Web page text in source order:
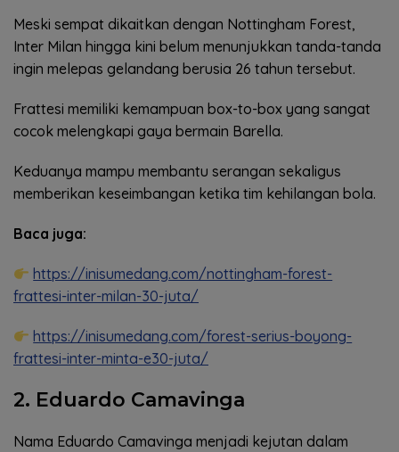
Meski sempat dikaitkan dengan Nottingham Forest,
Inter Milan hingga kini belum menunjukkan tanda-tanda
ingin melepas gelandang berusia 26 tahun tersebut.
Frattesi memiliki kemampuan box-to-box yang sangat
cocok melengkapi gaya bermain Barella.
Keduanya mampu membantu serangan sekaligus
memberikan keseimbangan ketika tim kehilangan bola.
Baca juga:
https://inisumedang.com/nottingham-forest-
frattesi-inter-milan-30-juta/
https://inisumedang.com/forest-serius-boyong-
frattesi-inter-minta-e30-juta/
2. Eduardo Camavinga
Nama Eduardo Camavinga menjadi kejutan dalam